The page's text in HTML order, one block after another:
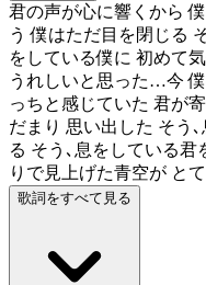
君の声が心に響くから
う 僕はただ目を閉じる
をしている僕に 初めて
うれしいと思った…今
っちと感じていた 君が
だまり 思い出した そう
る そう､息をしている
りで見上げた青空が と
歌詞をすべて見る